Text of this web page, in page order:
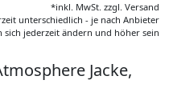
*inkl. MwSt. zzgl. Versand
unterschiedlich - je nach Anbieter
sich jederzeit ändern und höher sein
Jacke,